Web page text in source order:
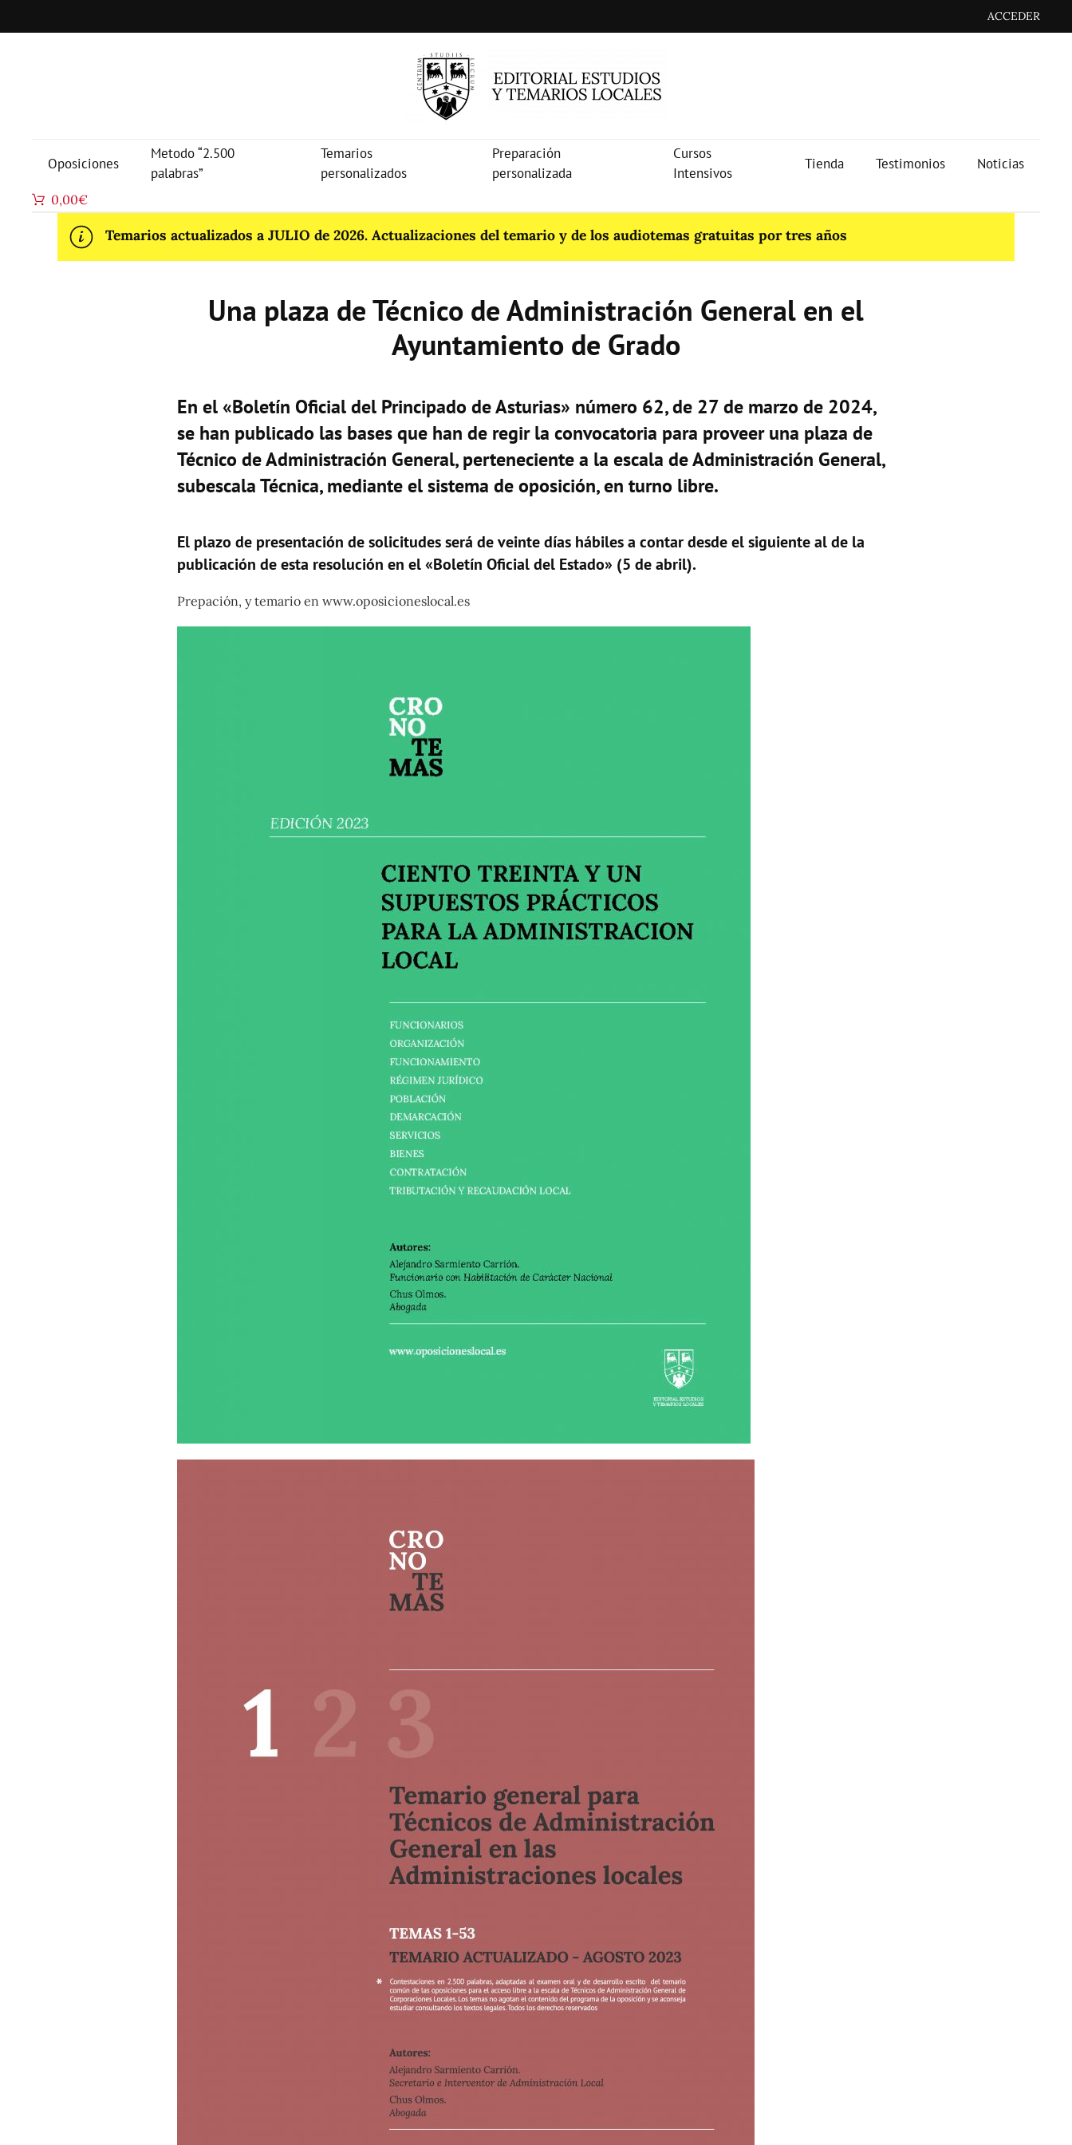
ACCEDER
Oposiciones
Metodo “2.500
palabras”
Temarios
personalizados
Preparación
personalizada
Cursos
Intensivos
Tienda Testimonios Noticias
0,00€
Temarios actualizados a JULIO de 2026. Actualizaciones del temario y de los audiotemas gratuitas por tres años
Una plaza de Técnico de Administración General en el
Ayuntamiento de Grado
En el «Boletín Oficial del Principado de Asturias» número 62, de 27 de marzo de 2024,
se han publicado las bases que han de regir la convocatoria para proveer una plaza de
Técnico de Administración General, perteneciente a la escala de Administración General,
subescala Técnica, mediante el sistema de oposición, en turno libre.
El plazo de presentación de solicitudes será de veinte días hábiles a contar desde el siguiente al de la
publicación de esta resolución en el «Boletín Oficial del Estado» (5 de abril).
Prepación, y temario en www.oposicioneslocal.es